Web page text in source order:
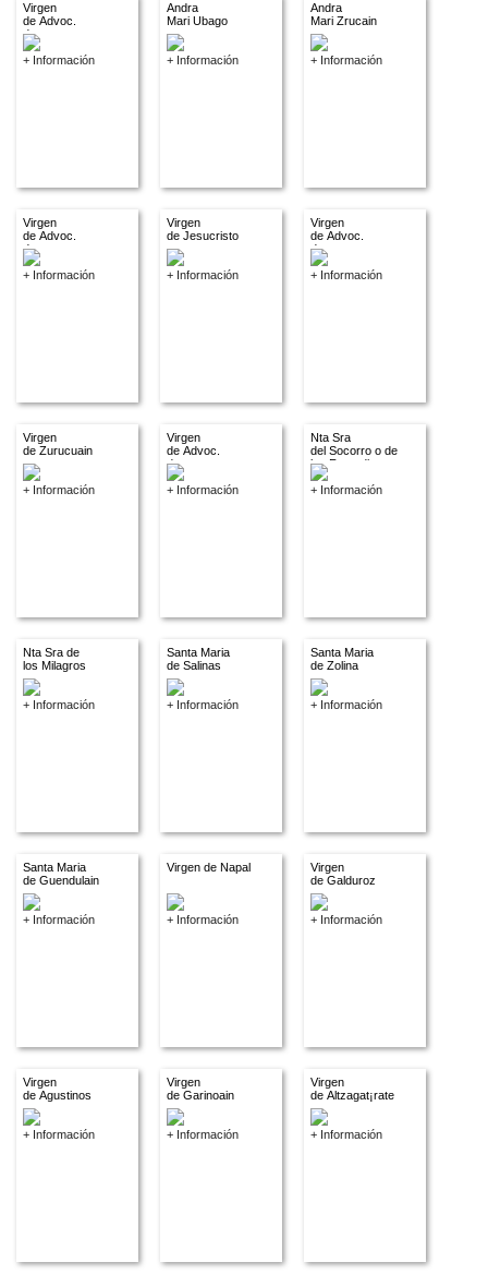
Virgen
de Advoc.
descon.
+ Información
Andra
Mari Ubago
+ Información
Andra
Mari Zrucain
+ Información
Virgen
de Advoc.
descon.
+ Información
Virgen
de Jesucristo
+ Información
Virgen
de Advoc.
descon.
+ Información
Virgen
de Zurucuain
+ Información
Virgen
de Advoc.
descon.
+ Información
Nta Sra
del Socorro o de
los Remedios
+ Información
Nta Sra de
los Milagros
+ Información
Santa Maria
de Salinas
+ Información
Santa Maria
de Zolina
+ Información
Santa Maria
de Guendulain
+ Información
Virgen de Napal
+ Información
Virgen
de Galduroz
+ Información
Virgen
de Agustinos
+ Información
Virgen
de Garinoain
+ Información
Virgen
de Altzagat¡rate
+ Información